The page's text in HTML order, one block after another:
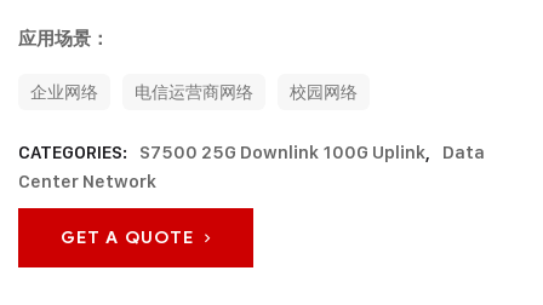
应用场景：
企业网络 电信运营商网络 校园网络
CATEGORIES: S7500 25G Downlink 100G Uplink,
Data
Center Network
GET A QUOTE